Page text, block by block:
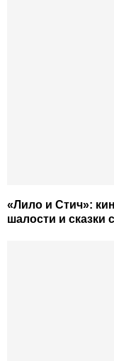
«Лило и Стич»:
шалости и